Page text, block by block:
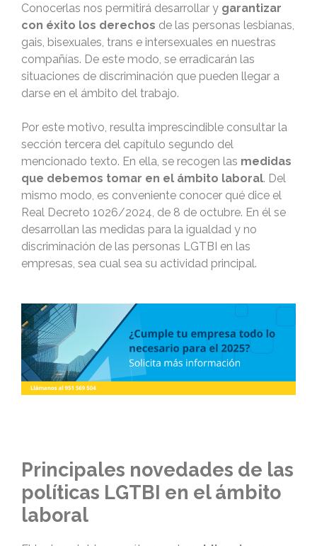
Conocerlas nos permitirá desarrollar y garantizar
con éxito los derechos de las personas lesbianas,
gais, bisexuales, trans e intersexuales en nuestras
compañías. De este modo, se erradicarán las
situaciones de discriminación que pueden llegar a
darse en el ámbito del trabajo.
Por este motivo, resulta imprescindible consultar la
sección tercera del capítulo segundo del
mencionado texto. En ella, se recogen las medidas
que debemos tomar en el ámbito laboral. Del
mismo modo, es conveniente conocer qué dice el
Real Decreto 1026/2024, de 8 de octubre. En él se
desarrollan las medidas para la igualdad y no
discriminación de las personas LGTBI en las
empresas, sea cual sea su actividad principal.
Principales novedades de las
políticas LGTBI en el ámbito
laboral